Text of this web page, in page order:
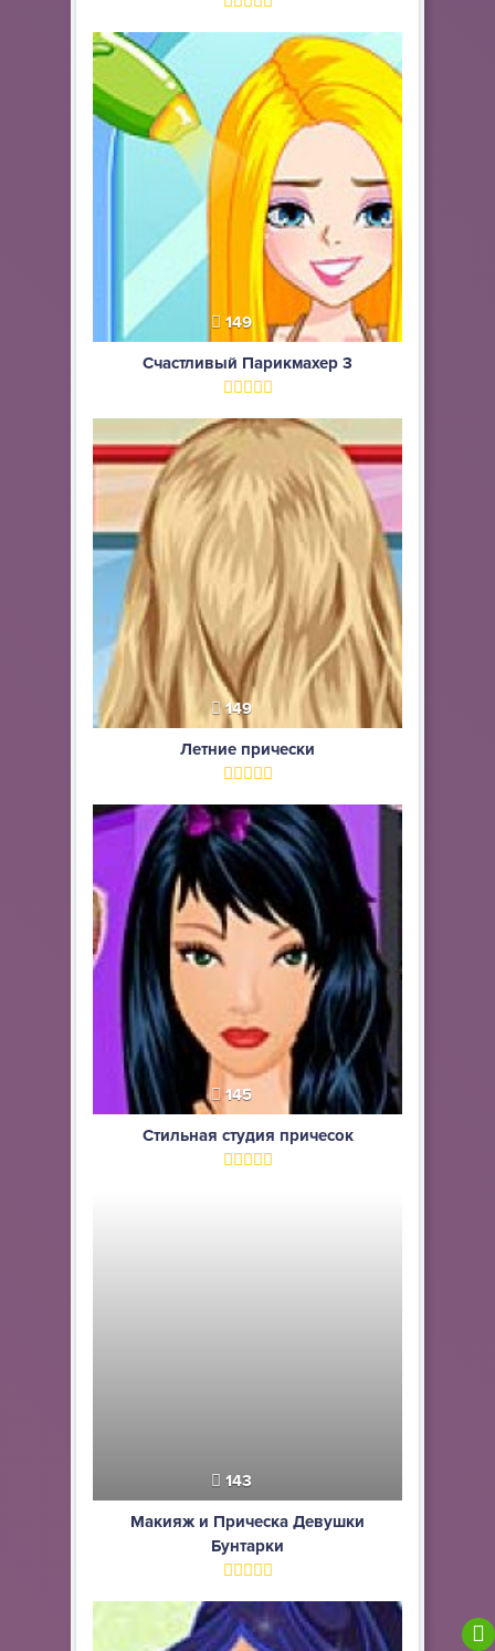
149
Счастливый Парикмахер 3
149
Летние прически
145
Стильная студия причесок
143
Макияж и Прическа Девушки
Бунтарки